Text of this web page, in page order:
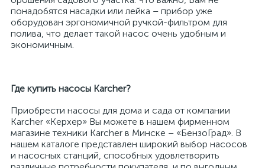
понадобятся насадки или лейка – прибор уже
оборудован эргономичной ручкой-фильтром для
полива, что делает такой насос очень удобным и
экономичным.
Где купить насосы Karcher?
Приобрести насосы для дома и сада от компании
Karcher «Керхер» Вы можете в нашем фирменном
магазине техники Karcher в Минске – «БензоГрад». В
нашем каталоге представлен широкий выбор насосов
и насосных станций, способных удовлетворить